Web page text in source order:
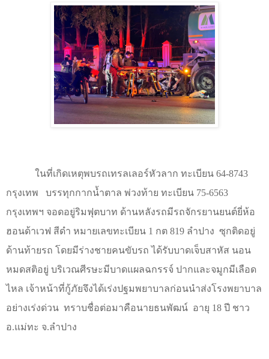
ในที่เกิดเหตุพบรถเทรลเลอร์หัวลาก ทะเบียน 64-8743
กรุงเทพ
บรรทุกกากน้ำตาล พ่วงท้าย ทะเบียน 75-6563
กรุงเทพฯ จอดอยู่ริมฟุตบาท ด้านหลังรถมีรถจักรยานยนต์ยี่ห้อ
ฮอนด้าเวฟ สีดำ หมายเลขทะเบียน 1 กต 819 ลำปาง ซุกติดอยู่
ด้านท้ายรถ โดยมีร่างชายคนขับรถ ได้รับบาดเจ็บสาหัส นอน
หมดสติอยู่ บริเวณศีรษะมีบาดแผลฉกรรจ์ ปากและจมูกมีเลือด
ไหล เจ้าหน้าที่กู้ภัยจึงได้เร่งปฐมพยาบาลก่อนนำส่งโรงพยาบาล
อย่างเร่งด่วน ทราบชื่อต่อมาคือนายธนพัฒน์ อายุ 18 ปี ชาว
อ.แม่ทะ จ.ลำปาง